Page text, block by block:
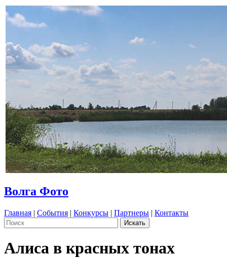
Волга Фото
Главная | События | Конкурсы | Партнеры | Контакты
Алиса в красных тонах